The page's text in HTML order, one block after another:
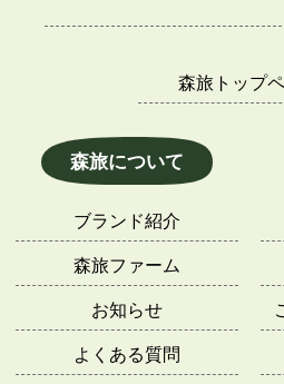
森旅トップ
森旅について
ブランド紹介
森旅ファーム
お知らせ
よくある質問